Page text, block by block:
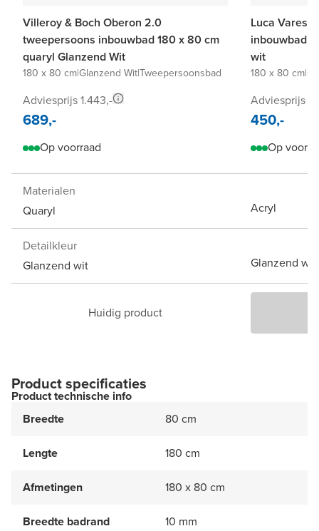
Villeroy & Boch Oberon 2.0
tweepersoons inbouwbad 180 x 80 cm
quaryl Glanzend Wit
180 x 80 cm|Glanzend Wit|Tweepersoonsbad
Adviesprijs 1.443,-
689,-
Op voorraad
Luca Varess
inbouwbad
wit
180 x 80 cm|
Adviesprijs
450,-
Op
Materialen
Quaryl
Acryl
Detailkleur
Glanzend wit
Glanzend wit
Huidig product
Product specificaties
Product technische info
Breedte
80 cm
Lengte 180 cm
Afmetingen 180 x 80 cm
Breedte badrand 10 mm